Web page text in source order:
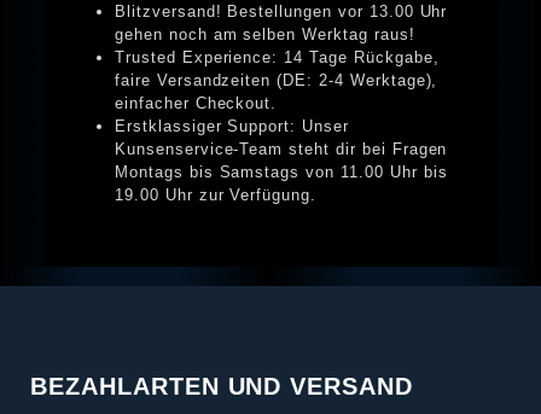
Blitzversand! Bestellungen vor 13.00 Uhr
gehen noch am selben Werktag raus!
Trusted Experience: 14 Tage Rückgabe,
faire Versandzeiten (DE: 2-4 Werktage),
einfacher Checkout.
Erstklassiger Support: Unser
Kunsenservice-Team steht dir bei Fragen
Montags bis Samstags von 11.00 Uhr bis
19.00 Uhr zur Verfügung.
BEZAHLARTEN UND VERSAND